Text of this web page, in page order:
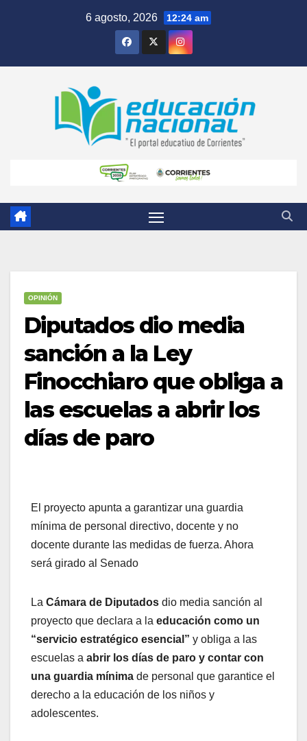
6 agosto, 2026 12:24 am
OPINIÓN
Diputados dio media
sanción a la Ley
Finocchiaro que obliga a
las escuelas a abrir los
días de paro
El proyecto apunta a garantizar una guardia
mínima de personal directivo, docente y no
docente durante las medidas de fuerza. Ahora
será girado al Senado
La Cámara de Diputados dio media sanción al
proyecto que declara a la educación como un
“servicio estratégico esencial” y obliga a las
escuelas a abrir los días de paro y contar con
una guardia mínima de personal que garantice el
derecho a la educación de los niños y
adolescentes.